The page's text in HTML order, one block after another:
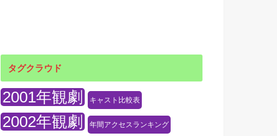
タグクラウド
2001年観劇 キャスト比較表
2002年観劇 年間アクセスランキング